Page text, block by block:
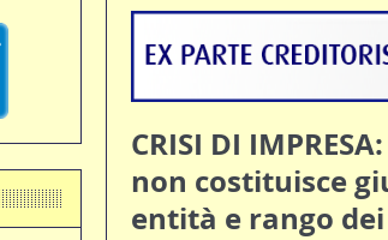
CRISI DI
non costituisce
entità e rango